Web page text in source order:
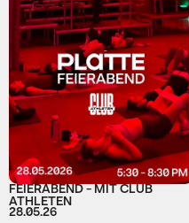
FEIERABEND - MIT CLUB
ATHLETEN
28.05.26